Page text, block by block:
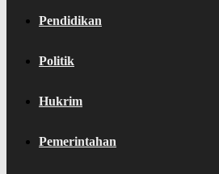
Pendidikan
Politik
Hukrim
Pemerintahan